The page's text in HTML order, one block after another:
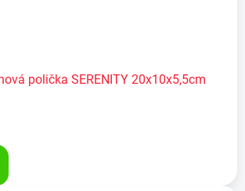
polička SERENITY 20x10x5,5cm